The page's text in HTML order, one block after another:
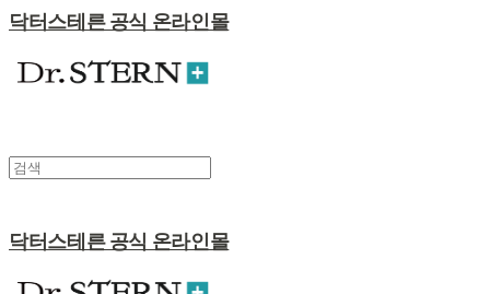
닥터스테른 공식 온라인몰
닥터스테른 공식 온라인몰